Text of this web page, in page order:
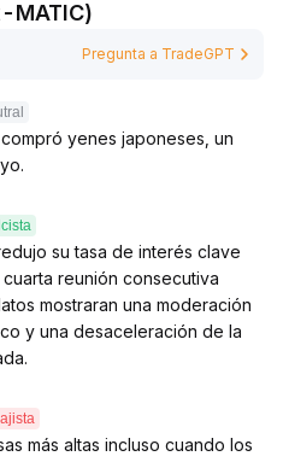
MATIC)
Pregunta a TradeGPT
yenes japoneses, un
su tasa de interés clave
reunión consecutiva
mostraran una moderación
y una desaceleración de la
más altas incluso cuando los